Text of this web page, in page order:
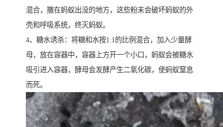
混合，撒在蚂蚁出没的地方，这些粉末会破坏蚂蚁的外
壳和呼吸系统，终灭蚂蚁。
4、糖水诱杀：将糖和水按1:1的比例混合，加入少量酵
母，放在容器中，容器上方开一个小口，蚂蚁会被糖水
吸引进入容器，酵母会发酵产生二氧化碳，使蚂蚁窒息
而死。